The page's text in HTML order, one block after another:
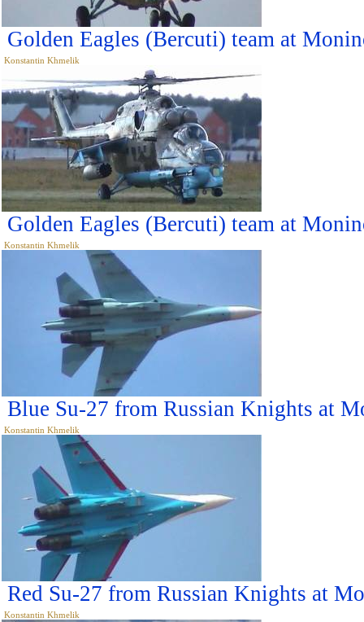
Golden Eagles (Bercuti) team at
Konstantin Khmelik
Golden Eagles (Bercuti) team at
Konstantin Khmelik
Blue Su-27 from Russian Knights at
Konstantin Khmelik
Red Su-27 from Russian Knights at
Konstantin Khmelik